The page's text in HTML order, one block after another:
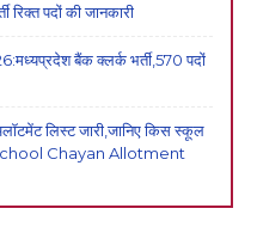
पदों की जानकारी
बैंक क्लर्क भर्ती,570 पदों
लिस्ट जारी,जानिए किस स्कूल
Chayan Allotment